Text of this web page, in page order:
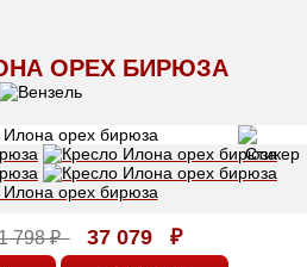
ОРЕХ БИРЮЗА
798 ₽ 37 079 ₽